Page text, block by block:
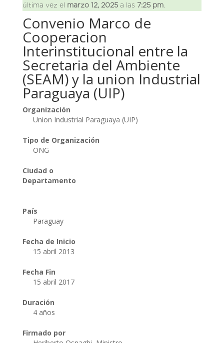
última vez el marzo 12, 2025a las 7:25 pm.
Convenio Marco de
Cooperacion
Interinstitucional entre la
Secretaria del Ambiente
(SEAM) y la union Industrial
Paraguaya (UIP)
Organización
Union Industrial Paraguaya (UIP)
Tipo de Organización
ONG
Ciudad o
Departamento
País
Paraguay
Fecha de Inicio
15 abril 2013
Fecha Fin
15 abril 2017
Duración
4 años
Firmado por